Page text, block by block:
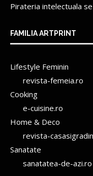
Pirateria intelectuala
FAMILIA ARTPRINT
Lifestyle Feminin
revista-femeia.ro
Cooking
e-cuisine.ro
Home & Deco
revista-
Sanatate
sanatatea-de-azi.ro